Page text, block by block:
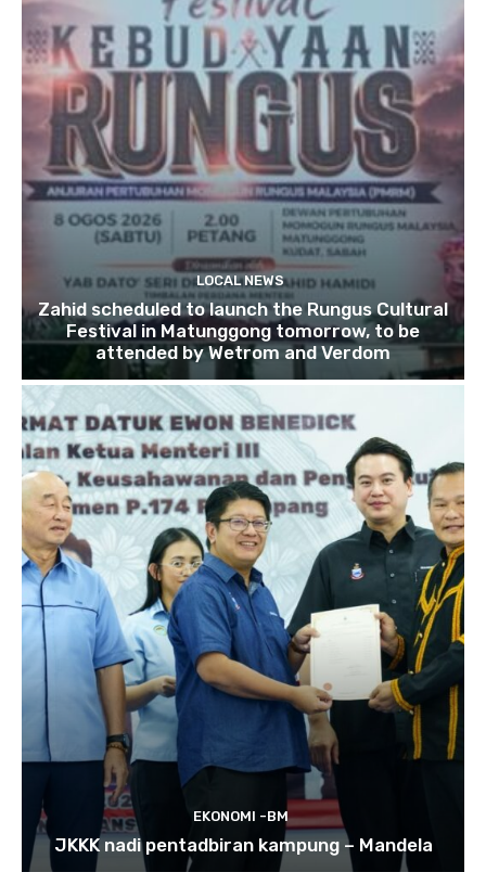
LOCAL NEWS
Zahid scheduled to launch the Rungus Cultural
Festival in Matunggong tomorrow, to be
attended by Wetrom and Verdom
EKONOMI -BM
JKKK nadi pentadbiran kampung – Mandela